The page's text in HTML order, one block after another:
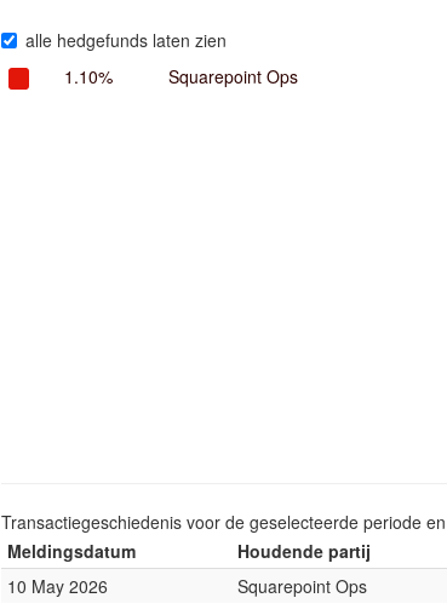
alle hedgefunds laten zien
1.10%
Squarepoint Ops
Transactiegeschiedenis voor de geselecteerde periode
Meldingsdatum
Houdende partij
10 May 2026
Squarepoint Ops